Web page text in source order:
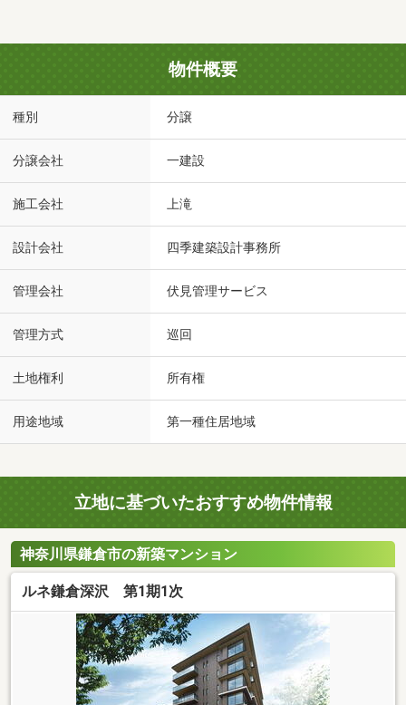
物件概要
種別 分譲
分譲会社 一建設
施工会社 上滝
設計会社 四季建築設計事務所
管理会社 伏見管理サービス
管理方式 巡回
土地権利 所有権
用途地域 第一種住居地域
立地に基づいたおすすめ物件情報
神奈川県鎌倉市の新築マンション
ルネ鎌倉深沢 第1期1次